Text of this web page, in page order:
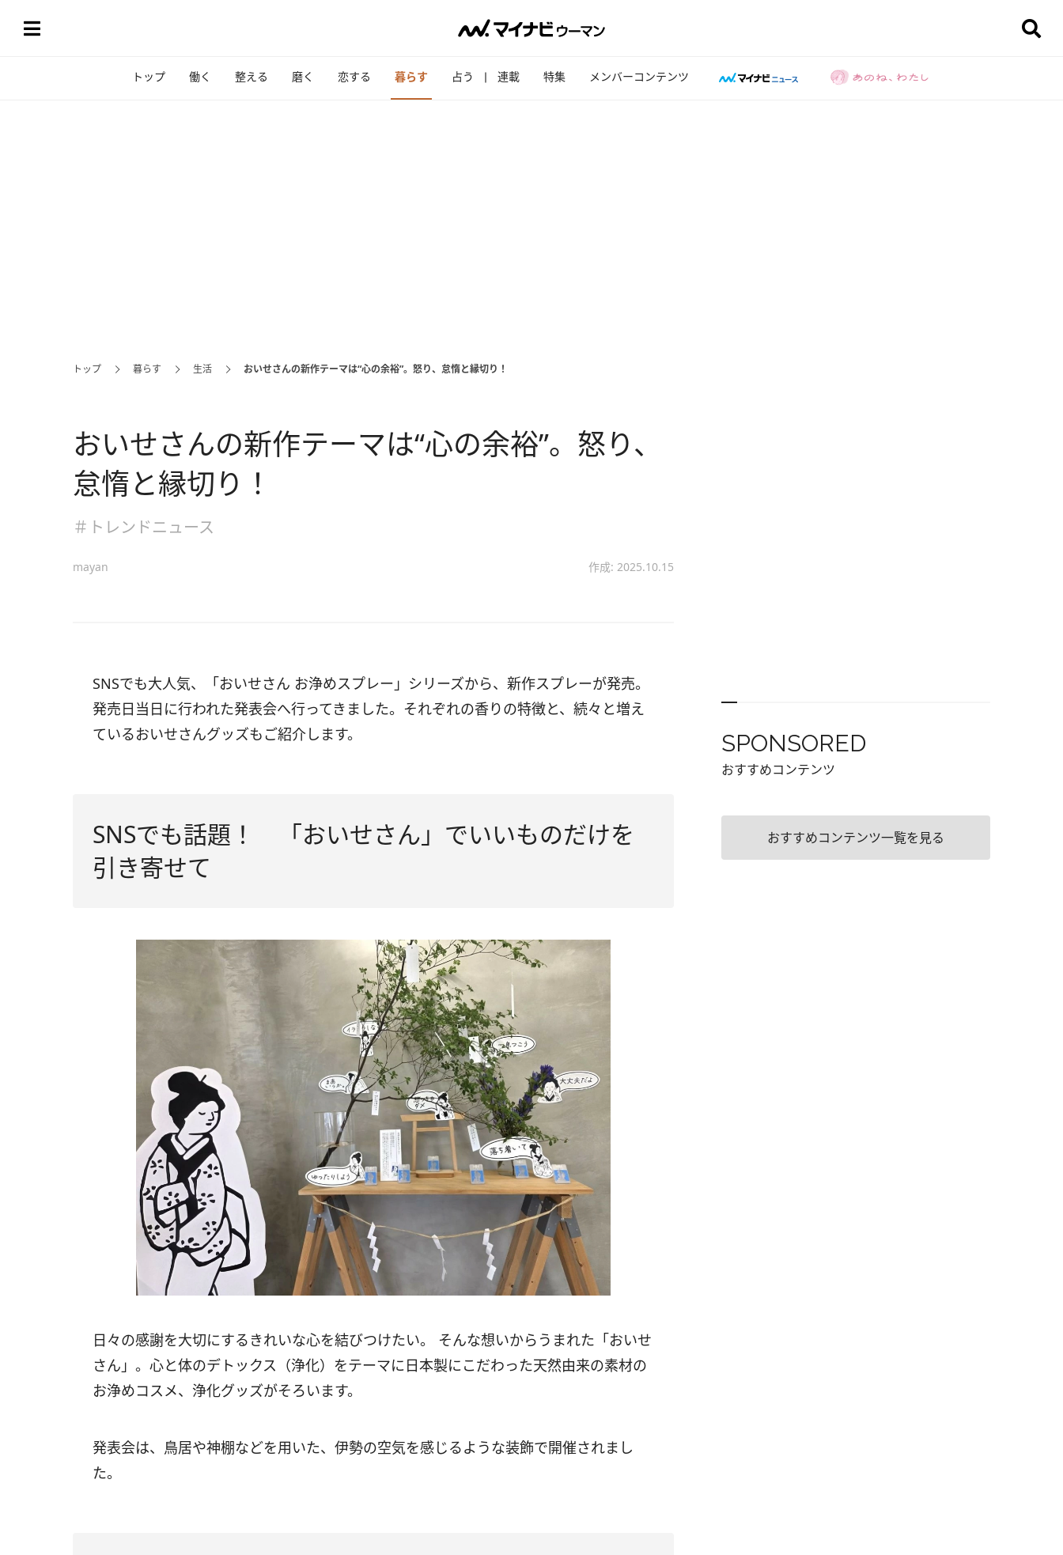
トップ 働く 整える 磨く 恋する 暮らす 占う 連載 特集 メンバーコンテンツ
トップ 暮らす 生活 おいせさんの新作テーマは“心の余裕”。怒り、怠惰と縁切り！
おいせさんの新作テーマは“心の余裕”。怒り、
怠惰と縁切り！
＃トレンドニュース
mayan 作成: 2025.10.15
SNSでも大人気、「おいせさん お浄めスプレー」シリーズから、新作スプレーが発売。
発売日当日に行われた発表会へ行ってきました。それぞれの香りの特徴と、続々と増え
ているおいせさんグッズもご紹介します。
SNSでも話題！ 「おいせさん」でいいものだけを
引き寄せて
日々の感謝を大切にするきれいな心を結びつけたい。 そんな想いからうまれた「おいせ
さん」。心と体のデトックス（浄化）をテーマに日本製にこだわった天然由来の素材の
お浄めコスメ、浄化グッズがそろいます。
発表会は、鳥居や神棚などを用いた、伊勢の空気を感じるような装飾で開催されまし
た。
SPONSORED
おすすめコンテンツ
おすすめコンテンツ一覧を見る